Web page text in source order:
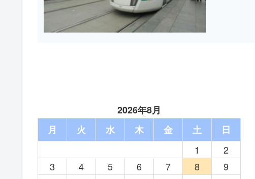
2026年8月
月
火 水 木 金 土
日
1
2
3
4 5 6 7 8
9